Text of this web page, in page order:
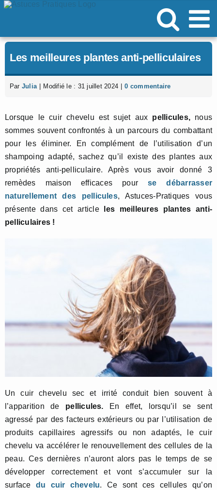
Passer
Les meilleures plantes anti-pelliculaires
Par Julia Modifié le : 31 juillet 2024 0 commentaire
Lorsque le cuir chevelu est sujet aux pellicules, nous
sommes souvent confrontés à un parcours du combattant
pour les éliminer. En complément de l’utilisation d’un
shampoing adapté, sachez qu’il existe des plantes aux
propriétés anti-pelliculaire. Après vous avoir donné 3
remèdes maison efficaces pour se débarrasser
naturellement des pellicules, Astuces-Pratiques vous
présente dans cet article
les meilleures plantes anti-
pelliculaires !
Un cuir chevelu sec et irrité conduit bien souvent à
l’apparition de pellicules. En effet, lorsqu’il se sent
agressé par des facteurs extérieurs ou par l’utilisation de
produits capillaires agressifs ou non adaptés, le cuir
chevelu va accélérer le renouvellement des cellules de la
peau. Ces dernières n’auront alors pas le temps de se
développer correctement et vont s’accumuler sur la
surface du cuir chevelu. Ce sont ces cellules qu’on